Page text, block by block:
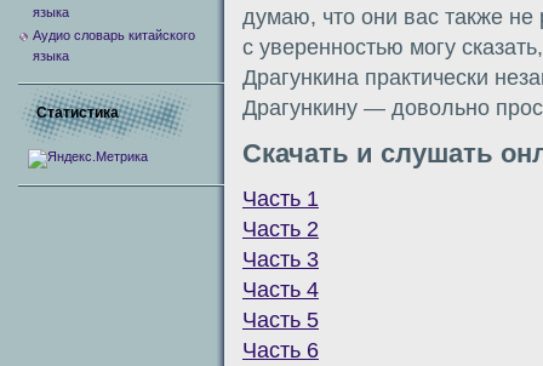
думаю, что они вас также не
с уверенностью могу
Драгункина практически
Драгункину — довольно
Скачать и слушать
Часть 1
Часть 2
Часть 3
Часть 4
Часть 5
Часть 6
языка
Аудио словарь китайского
языка
Статистика